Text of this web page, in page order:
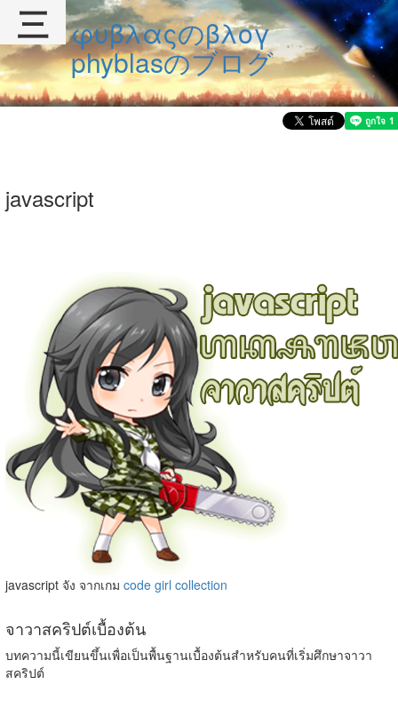
φυβλαςのβλογ
phyblasのブログ
javascript
javascript จัง จากเกม code girl collection
จาวาสคริปต์เบื้องต้น
บทความนี้เขียนขึ้นเพื่อเป็นพื้นฐานเบื้องต้นสำหรับคนที่เริ่มศึกษาจาวา
สคริปต์
三